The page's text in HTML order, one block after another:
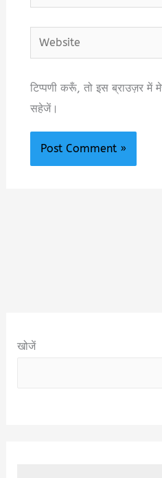
Website
टिप्पणी करूँ, तो इस ब्राउज़र में
सहेजें।
खोजें